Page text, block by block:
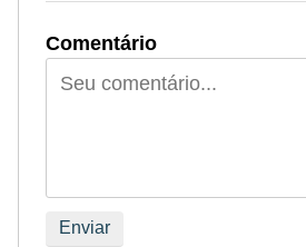
Comentário